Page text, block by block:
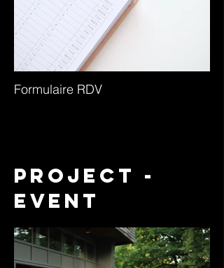
Formulaire RDV
Project -
event